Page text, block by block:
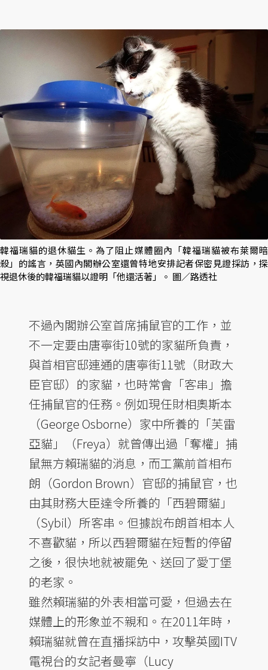
韓福瑞貓的退休貓生。為了阻止媒體圈內「韓福瑞貓被布萊爾暗
殺」的謠言，英國內閣辦公室還曾特地安排記者保密見證採訪，探
視退休後的韓福瑞貓以證明「他還活著」。 圖／路透社
不過內閣辦公室首席捕鼠官的工作，並
不一定要由唐寧街10號的家貓所負責，
與首相官邸連通的唐寧街11號（財政大
臣官邸）的家貓，也時常會「客串」擔
任捕鼠官的任務。例如現任財相奧斯本
（George Osborne）家中所養的「芙雷
亞貓」（Freya）就曾傳出過「奪權」捕
鼠無方賴瑞貓的消息，而工黨前首相布
朗（Gordon Brown）官邸的捕鼠官，也
由其財務大臣達令所養的「西碧爾貓」
（Sybil）所客串。但據說布朗首相本人
不喜歡貓，所以西碧爾貓在短暫的停留
之後，很快地就被罷免、送回了愛丁堡
的老家。
雖然賴瑞貓的外表相當可愛，但過去在
媒體上的形象並不親和。在2011年時，
賴瑞貓就曾在直播採訪中，攻擊英國ITV
電視台的女記者曼寧（Lucy